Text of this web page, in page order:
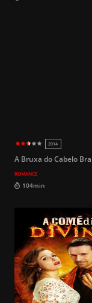
75min
ROMANCE